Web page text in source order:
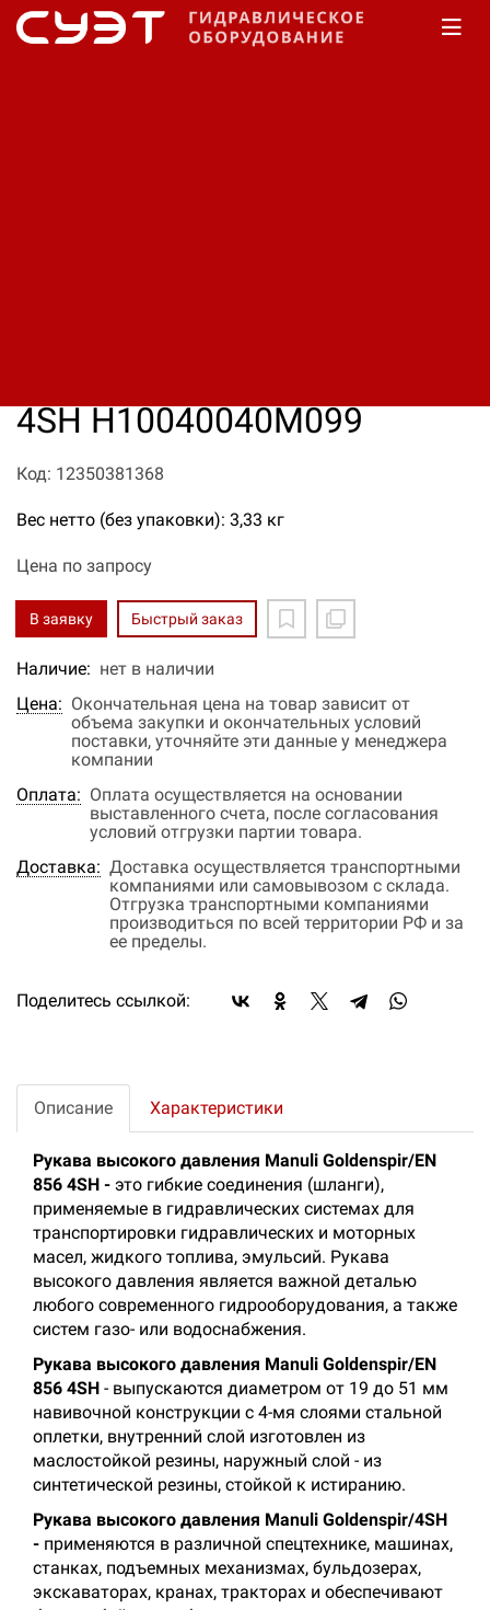
4SH H10040040M099
Код: 12350381368
Вес нетто (без упаковки): 3,33 кг
Цена по запросу
В заявку Быстрый заказ
Наличие: нет в наличии
Цена: Окончательная цена на товар зависит от
объема закупки и окончательных условий
поставки, уточняйте эти данные у менеджера
компании
Оплата: Оплата осуществляется на основании
выставленного счета, после согласования
условий отгрузки партии товара.
Доставка: Доставка осуществляется транспортными
компаниями или самовывозом с склада.
Отгрузка транспортными компаниями
производиться по всей территории РФ и за
ее пределы.
Поделитесь ссылкой:
Описание Характеристики
Рукава высокого давления Manuli Goldenspir/EN
856 4SH - это гибкие соединения (шланги),
применяемые в гидравлических системах для
транспортировки гидравлических и моторных
масел, жидкого топлива, эмульсий. Рукава
высокого давления является важной деталью
любого современного гидрооборудования, а также
систем газо- или водоснабжения.
Рукава высокого давления Manuli Goldenspir/EN
856 4SH - выпускаются диаметром от 19 до 51 мм
навивочной конструкции с 4-мя слоями стальной
оплетки, внутренний слой изготовлен из
маслостойкой резины, наружный слой - из
синтетической резины, стойкой к истиранию.
Рукава высокого давления Manuli Goldenspir/4SH
- применяются в различной спецтехнике, машинах,
станках, подъемных механизмах, бульдозерах,
экскаваторах, кранах, тракторах и обеспечивают